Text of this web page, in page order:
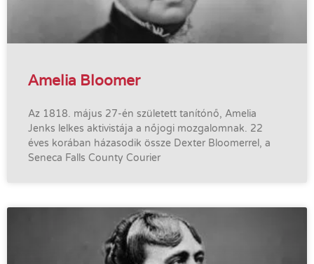
Amelia Bloomer
Az 1818. május 27-én született tanítónő, Amelia
Jenks lelkes aktivistája a nőjogi mozgalomnak. 22
éves korában házasodik össze Dexter Bloomerrel, a
Seneca Falls County Courier